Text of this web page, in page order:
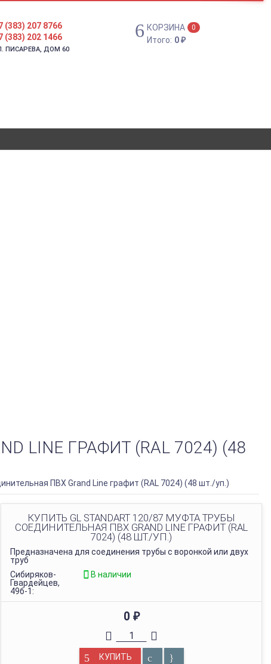
(383) 207 8766
(383) 202 1466
ПИСАРЕВА, ДОМ 60
КОРЗИНА 0
Итого: 0₽
LINE ГРАФИТ (RAL 7024) (48
ПВХ Grand Line графит (RAL 7024) (48 шт./уп.)
КУПИТЬ GL STANDART 120/87 МУФТА ТРУБЫ
СОЕДИНИТЕЛЬНАЯ ПВХ GRAND LINE ГРАФИТ (RAL
7024) (48 ШТ./УП.)
Предназначена для соединения трубы с воронкой или двух
труб
Сибиряков-
Гвардейцев,
49б-1:
В наличии
0 ₽
КУПИТЬ